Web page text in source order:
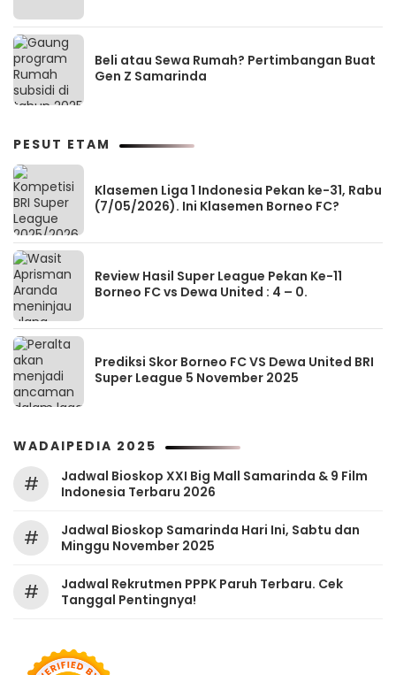
Beli atau Sewa Rumah? Pertimbangan Buat
Gen Z Samarinda
PESUT ETAM
Klasemen Liga 1 Indonesia Pekan ke-31, Rabu
(7/05/2026). Ini Klasemen Borneo FC?
Review Hasil Super League Pekan Ke-11
Borneo FC vs Dewa United : 4 – 0.
Prediksi Skor Borneo FC VS Dewa United BRI
Super League 5 November 2025
WADAIPEDIA 2025
#
Jadwal Bioskop XXI Big Mall Samarinda & 9 Film
Indonesia Terbaru 2026
#
Jadwal Bioskop Samarinda Hari Ini, Sabtu dan
Minggu November 2025
#
Jadwal Rekrutmen PPPK Paruh Terbaru. Cek
Tanggal Pentingnya!